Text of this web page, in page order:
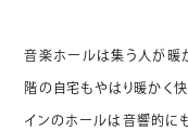
音楽ホールは集う人が暖
階の自宅もやはり暖かく
インのホールは音響的に